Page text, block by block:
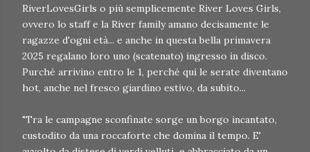
RiverLovesGirls o più semplicemente River Loves Girls,
ovvero lo staff e la River family amano decisamente le
ragazze d'ogni età... e anche in questa bella primavera
2025 regalano loro uno (scatenato) ingresso in disco.
Purché arrivino entro le 1, perché qui le serate diventano
hot, anche nel fresco giardino estivo, da subito...
"Tra le campagne sconfinate sorge un borgo incantato,
custodito da una roccaforte che domina il tempo. E'